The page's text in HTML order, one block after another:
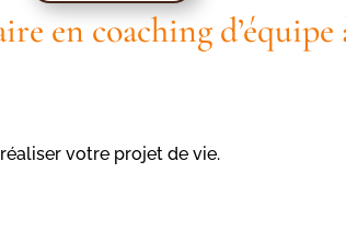
en coaching d’équipe
votre projet de vie.